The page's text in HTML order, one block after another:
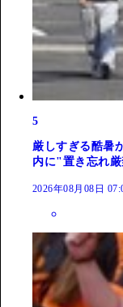
5
厳しすぎる酷暑
内に"置き忘れ
2026年08月08日